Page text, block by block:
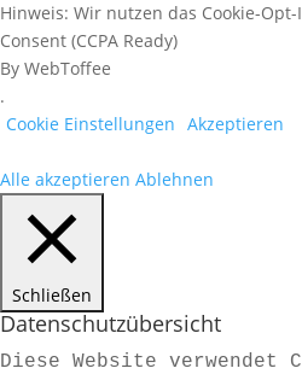
Hinweis: Wir nutzen das Cookie-Opt-
Consent (CCPA Ready)
By WebToffee
.
Cookie Einstellungen Akzeptieren
Alle akzeptieren Ablehnen
Schließen
Datenschutzübersicht
Diese Website verwendet